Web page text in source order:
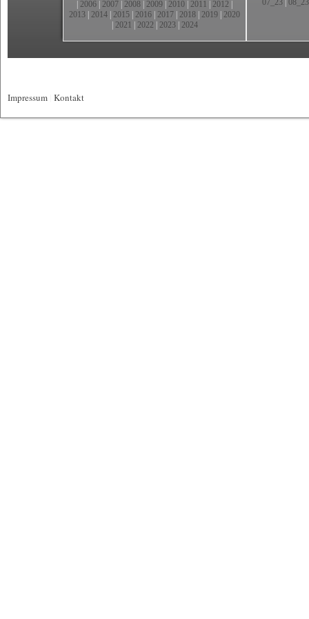
2006 2007 2008 2009 2010 2011 2012
2013 2014 2015 2016 2017 2018 2019 2020
2021 2022 2023| 2024
07_23 08_23
Impressum Kontakt